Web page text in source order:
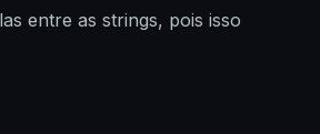
entre as strings, pois isso